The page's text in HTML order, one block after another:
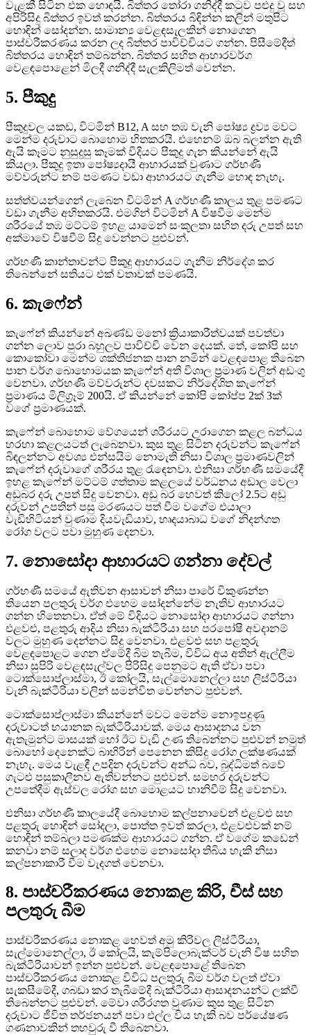
වැළකී සිටින එක හොඳයි. බිත්තර තෝරා ගනිද්දී කටුව පළුදු වූ සහ
අපිරිසිදු බිත්තර ඉවත් කරන්න. බිත්තරය බිඳින්න කලින් මතුපිට
හොඳින් සෝදන්න. සාමාන්‍ය වෙළඳසැලකින් නොගෙන
පාස්චරීකරණය කරන ලද බිත්තර පාවිච්චියට ගන්න. පිසීමේදීත්
බිත්තරය හොඳින් තම්බන්න. බිත්තර සහිත ආහාරවර්ග
වෙළඳපොළෙන් මිලදී ගනිද්දී සැලකිලිමත් වෙන්න.
5. පීකුදු
පීකුදුවල යකඩ, විටමින් B12, A සහ තඹ වැනි පෝෂ්‍ය ද්‍රව්‍ය මවට
මෙන්ම දරුවාට බොහොම හිතකරයි. එහෙනම් ඔබ බලන්න ඇති
ඇයි කෑමට නුසුදුසු කෑමක් විදියට පීකුදු ගැන කියන්නේ ඇයි
කියලා. පීකුදු ඉතා පෝෂ්‍යදායී ආහාරයක් වුණාට ගර්භණී
මව්වරුන්ට නම් පමණට වඩා ආහාරයට ගැනීම හොඳ නැහැ.
සත්ත්වයන්ගෙන් ලැබෙන විටමින් A ගර්භණී කාලය තුළ පමණට
වඩා ගැනීම අහිතකරයි. එමගින් විටමින් A විෂවීම මෙන්ම
ශරීරයේ තඹ මට්ටම් ඉහළ යාමෙන් සංකූලතා සහිත දරු උපත් සහ
අක්මාවේ විෂවීම් සිදු වෙන්නට පුළුවන්.
ගර්භණී කාන්තාවන්ට පීකුදු ආහාරයට ගැනීම නිර්දේශ කර
තිබෙන්නේ සතියට එක් වතාවක් පමණයි.
6. කැෆේන්
කැෆේන් කියන්නේ අඛණ්ඩ මනෝ ක්‍රියාකාරීත්වයක් පවත්වා
ගන්න ලොව පුරා බහුලව පාවිච්චි වෙන දෙයක්. තේ, කෝපි සහ
කොකෝවා මෙන්ම ශක්තිජනක පාන නමින් වෙළඳපොළ තිබෙන
පාන වර්ග බොහොමයක කැෆේන් අති විශාල ප්‍රමාණ වලින් අඩංගු
වෙනවා. ගර්භණී මව්වරුන්ට දවසකට නිර්දේශිත කැෆේන්
ප්‍රමාණය මිලිග්‍රෑම් 200යි. ඒ කියන්නේ කෝපි කෝප්ප 2ක් 3ක්
වගේ ප්‍රමාණයක්.
කැෆේන් බොහොම වේගයෙන් ශරීරයට උරාගෙන කළල බන්ධය
හරහා කළලයටත් ලැබෙනවා. කුස තුළ සිටින දරුවන්ට කැෆේන්
බිඳලන්නට අවශ්‍ය එන්සයිම නොමැති නිසා විශාල ප්‍රමාණවලින්
කැෆේන් දරුවාගේ ශරීරය තුළ රැ‍ඳ‍ෙනවා. එනිසා ගර්භණී සමයේදී
ඉහළ කැෆේන් මට්ටම් ගත්තාම කළලයේ වර්ධනය අඩාල වෙලා
අඩුබර දරු උපත් සිදු වෙනවා. අඩු බර හෙවත් කිලෝ 2.5ට අඩු
දරුවන් උපතින් පසු මරණයට පත් වීම වගේම එයාලා
වැඩිහිටියන් වුණාම දියවැඩියාව, හෘදයාබාධ වගේ නිදන්ගත
රෝග වලට පවා මුහුණ දෙනවා.
7. නොසෝදා ආහාරයට ගන්නා දේවල්
ගර්භණී සමයේ ඇතිවන ආසාවන් නිසා පාරේ විකුණන්න
තියෙන පලතුරු වර්ග එහෙම සෝදන්නේම නැතිව ආහාරයට
ගන්න හිතෙනවා. ඒත් මේ විදියට නොසෝදා ආහාරයට ගන්නා
එළවළු, පළතුරු ආදිය නිසා බැක්ටීරියා සහ පරපෝෂී අවදානම්
වලට මුහුණ දෙන්නට සිදු වෙනවා. එළවළු සහ පළතුරු
වෙළඳපොළට ගෙන ඒමේදී බිම තැබීම, විවිධ අය අතින් ඇල්ලීම
නිසා සුපිරි වෙළඳසැල්වල පිරිසිදු පෙනුමට ඇති ඒවා පවා
ටොක්සොප්ලාස්මා, ඊ කෝලයි, සැල්මොනෙල්ලා සහ ලිස්ටීරියා
වැනි බැක්ටීරියා වලින් සමන්විත වෙන්නට පුළුවන්.
ටොක්සොප්ලාස්මා කියන්නේ මවට මෙන්ම නොඉපදුණු
දරුවාටත් භයානක බැක්ටීරියාවක්. මෙය ආසාදනය වන
ඇතැමුන්ට මාසයක් හෝ ඊට වැඩි උණ තිබෙන්නට පුළුවන් නමුත්
බොහෝ දෙනෙක්ට බාහිරින් පෙනෙන කිසිදු රෝග ලක්ෂණයක්
නැහැ. මෙය වැළඳී උපදින දරුවන්ට අන්ධ බව, බුද්ධිමත් බවේ
ගැටළු පසුකාලීනව ඇතිවන්නට පුළුවන්. සමහර දරුවන්ට
උපතේදීම ඇස්වල රෝග සහ මොළයට හානිවීම් සිදු වෙනවා.
එනිසා ගර්භණී කාලයේදී බොහොම කල්පනාවෙන් එළවළු සහ
පළතුරු හොඳින් සෝදලා, පොත්ත ඉවත් කරලා, එළවළුවක් නම්
හොඳින් තම්බලා පමණක්ම ආහාරයට ගන්න. ඒ වගේම කඩෙන්
කනවා නම් සලාද වර්ග එහෙම නොසෝදා තිබිය හැකි නිසා
කල්පනාකාරී වීම වැදගත් වෙනවා.
8. පාස්චරීකරණය නොකළ කිරි, චීස් සහ
පලතුරු බීම
පාස්චරීකරණය නොකළ හෙවත් අමු කිරිවල ලිස්ටීරියා,
සැල්මොනෙල්ලා, ඊ කෝලයි, කැම්පිලොබැක්ටර් වැනි විෂ සහිත
බැක්ටීරියාවන් ඉන්න පුළුවන්. වෙළඳපොළේ තිබෙන
පාස්චරීකරණය නොකළ විවිධ පලතුරු බීම වර්ග වලත් ඒවා
සැකසීමේදී, ගබඩා කර තැබීමේදී බැක්ටීරියා ආසාදනයන්ට ලක්වී
තිබෙන්නට පුළුවන්. මේවා ශරීරගත වුණාම කුස තුළ සිටින
දරුවාට ජීවිත තර්ජනයන් පවා එල්ල විය හැකි බව පර්යේෂණ
ගණනාවකින් තහවුරු වී තිබෙනවා.